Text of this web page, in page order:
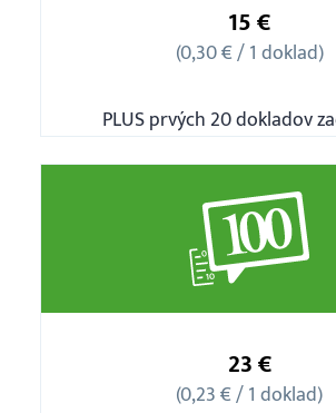
ks
15 €
(0,30 € / 1 doklad)
PLUS prvých 20 dokladov
Balíček
ks
23 €
(0,23 € / 1 doklad)